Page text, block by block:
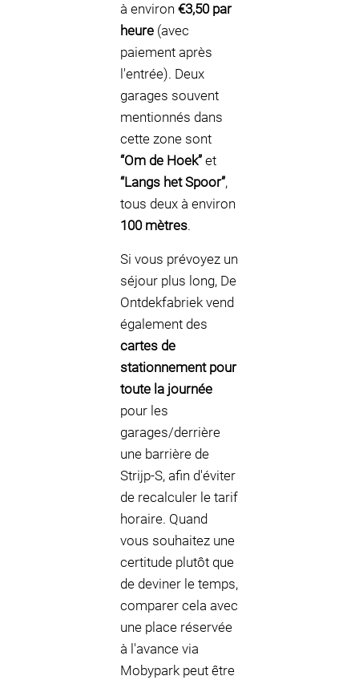
à environ €3,50 par
heure (avec
paiement après
l'entrée). Deux
garages souvent
mentionnés dans
cette zone sont
“Om de Hoek” et
“Langs het Spoor”,
tous deux à environ
100 mètres.
Si vous prévoyez un
séjour plus long, De
Ontdekfabriek vend
également des
cartes de
stationnement pour
toute la journée
pour les
garages/derrière
une barrière de
Strijp-S, afin d'éviter
de recalculer le tarif
horaire. Quand
vous souhaitez une
certitude plutôt que
de deviner le temps,
comparer cela avec
une place réservée
à l'avance via
Mobypark peut être